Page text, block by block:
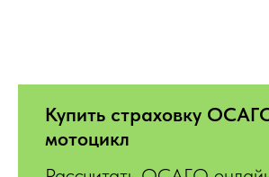
Купить страховку
мотоцикл